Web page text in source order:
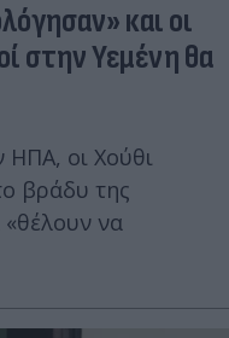
και οι
στην Υεμένη θα
οι Χούθι
βράδυ της
«θέλουν να